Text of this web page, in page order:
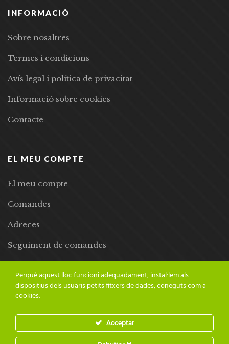
INFORMACIÓ
Sobre nosaltres
Termes i condicions
Avís legal i política de privacitat
Informació sobre cookies
Contacte
EL MEU COMPTE
El meu compte
Comandes
Adreces
Seguiment de comandes
© 2024 Adesiara Editorial | Tots els drets reservats | Preus amb
Perquè aquest lloc funcioni adequadament, instal·lem als
dispositius dels usuaris petits fitxers de dades, coneguts com a
cookies.
Acceptar